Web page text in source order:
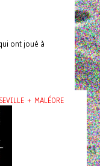
ont joué à
+ MALÉORE